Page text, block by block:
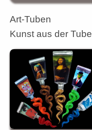
Art-Tuben
Kunst aus der Tube